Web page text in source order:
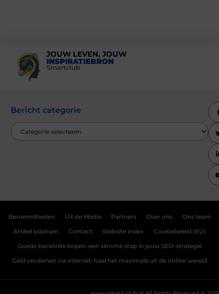
JOUW LEVEN, JOUW
INSPIRATIEBRON
Smartclub
Bericht categorie
Beroemdheden Uit de Media Partners Over ons Ons team
Artikel plaatsen Contact Website index Cookiebeleid (EU)
Goede backlinks kopen: een slimme stap in jouw SEO-strategie
Geld verdienen via internet: haal het maximale uit de online wereld